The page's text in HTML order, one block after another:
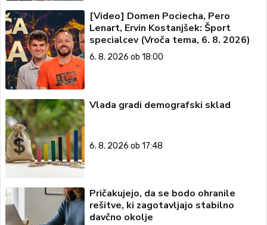
[Video] Domen Pociecha, Pero
Lenart, Ervin Kostanjšek: Šport
specialcev (Vroča tema, 6. 8. 2026)
6. 8. 2026 ob 18:00
Vlada gradi demografski sklad
6. 8. 2026 ob 17:48
Pričakujejo, da se bodo ohranile
rešitve, ki zagotavljajo stabilno
davčno okolje